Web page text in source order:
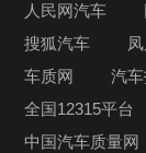
人民网汽车
搜狐汽车
车质网
汽
全国12315平台
中国汽车质量网